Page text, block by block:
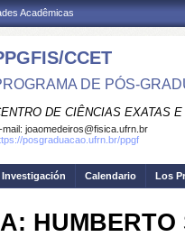
Acadêmicas
CCET
DE PÓS-
DE CIÊNCIAS EXATAS
mail: joaomedeiros@fisica.ufrn.br
posgraduacao.ufrn.br/ppgf
Calendario Los
HUMBERTO